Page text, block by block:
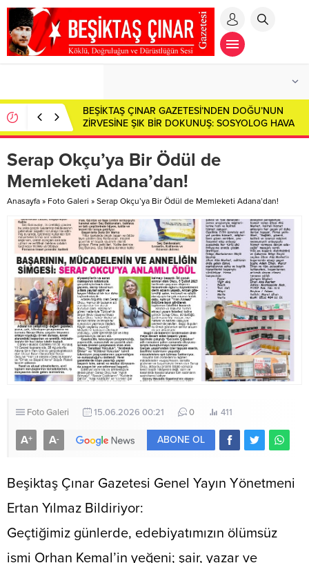
Özümüzün İzinde: Kaybolan Değerler ve Vefa
Borcumuz…
Serap Okçu’ya Bir Ödül de
Memleketi Adana’dan!
Anasayfa » Foto Galeri » Serap Okçu’ya Bir Ödül de Memleketi Adana’dan!
Foto Galeri 15.06.2026 00:21 0 411
A+ A- ABONE OL
​Beşiktaş Çınar Gazetesi Genel Yayın Yönetmeni
Ertan Yılmaz Bildiriyor:
​Geçtiğimiz günlerde, edebiyatımızın ölümsüz
ismi Orhan Kemal’in yeğeni; şair, yazar ve